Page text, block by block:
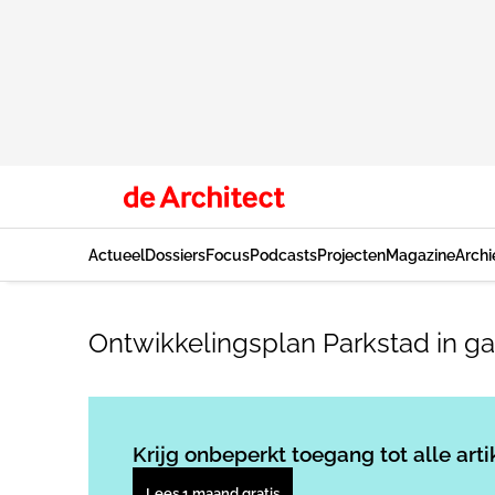
ActueelDossiersFocusPodcastsProjectenMagazine
Ontwikkelingsplan Parkstad in
Krijg onbeperkt toegang tot alle